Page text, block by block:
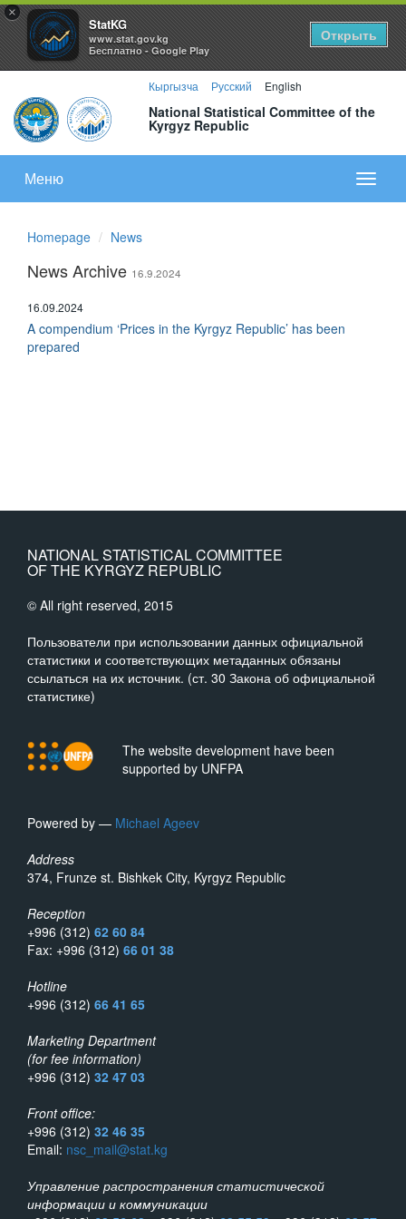
×
StatKG
www.stat.gov.kg
Бесплатно - Google Play
Открыть
Кыргызча Русский English
National Statistical Committee of the
Kyrgyz Republic
меню
Меню
Homepage News
News Archive 16.9.2024
16.09.2024
A compendium ‘Prices in the Kyrgyz Republic’ has been
prepared
NATIONAL STATISTICAL COMMITTEE
OF THE KYRGYZ REPUBLIC
© All right reserved, 2015
Пользователи при использовании данных официальной
статистики и соответствующих метаданных обязаны
ссылаться на их источник. (ст. 30 Закона об официальной
статистике)
The website development have been
supported by UNFPA
Powered by — Michael Ageev
Address
374, Frunze st. Bishkek City, Kyrgyz Republic
Reception
+996 (312) 62 60 84
Fax: +996 (312) 66 01 38
Hotline
+996 (312) 66 41 65
Marketing Department
(for fee information)
+996 (312) 32 47 03
Front office:
+996 (312) 32 46 35
Email: nsc_mail@stat.kg
Управление распространения статистической
информации и коммуникации